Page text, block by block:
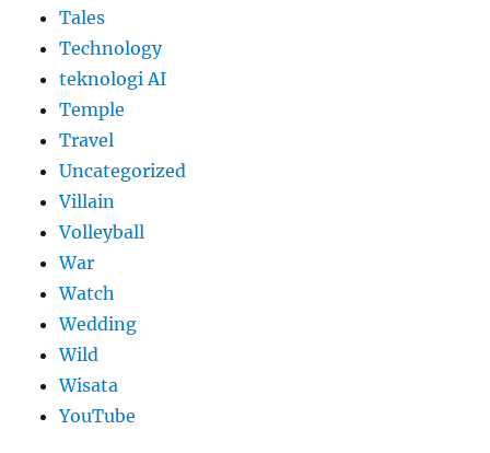
Tales
Technology
teknologi AI
Temple
Travel
Uncategorized
Villain
Volleyball
War
Watch
Wedding
Wild
Wisata
YouTube